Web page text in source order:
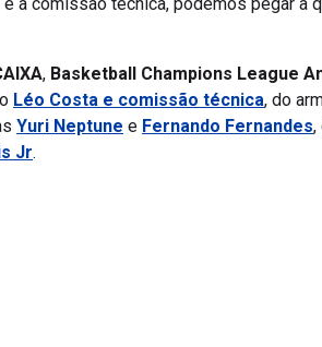
Basketball Champions League
Léo Costa e comissão técnica , do
Yuri Neptune e Fernando Fernandes
Jr